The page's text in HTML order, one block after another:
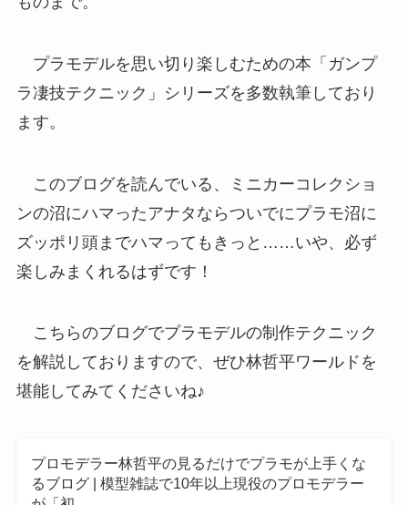
プラモデルを思い切り楽しむための本「ガンプ
ラ凄技テクニック」シリーズを多数執筆しており
ます。
このブログを読んでいる、ミニカーコレクショ
ンの沼にハマったアナタならついでにプラモ沼に
ズッポリ頭までハマってもきっと……いや、必ず
楽しみまくれるはずです！
こちらのブログでプラモデルの制作テクニック
を解説しておりますので、ぜひ林哲平ワールドを
堪能してみてくださいね♪
プロモデラー林哲平の見るだけでプラモが上手くな
るブログ | 模型雑誌で10年以上現役のプロモデラー